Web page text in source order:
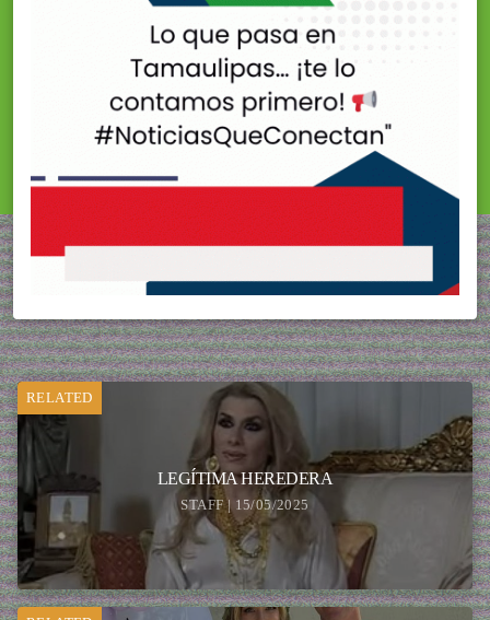
RELATED
LEGÍTIMA HEREDERA
STAFF | 15/05/2025